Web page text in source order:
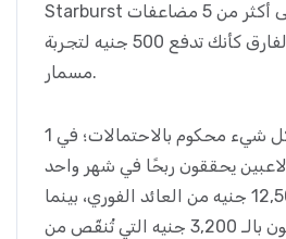
Starburst التي لا تحتاج إلى أكثر من 5 مضاعفات
لتصفير الرصيد، يبدو الفارق كأنك تدفع 500 جنيه لتجربة
مسمار.
لكن لا تظن أن كل شيء محكوم بالاحتمالات؛ في 1xBet
وجدنا أن أكثر 3 لاعبين يحققون ربحًا في شهر واحد
يلتقوا بمجموع 12,500 جنيه من العائد الفوري، بينما
باقي 97% يكتفون بالـ 3,200 جنيه التي تُنقّص من